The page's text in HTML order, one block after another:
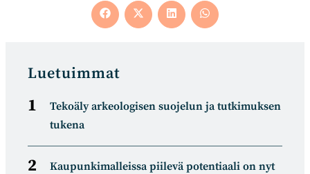
Opens
in
Opens
in
Opens
in
Opens
in
Luetuimmat
Tekoäly arkeologisen suojelun ja tutkimuksen
tukena
Kaupunkimalleissa piilevä potentiaali on nyt